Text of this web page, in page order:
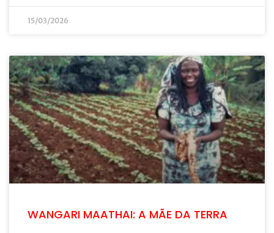
15/03/2026
WANGARI MAATHAI: A MÃE DA TERRA